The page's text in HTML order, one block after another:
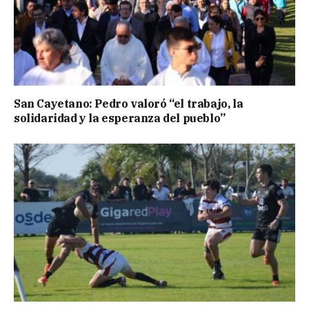
San Cayetano: Pedro valoró “el trabajo, la
solidaridad y la esperanza del pueblo”